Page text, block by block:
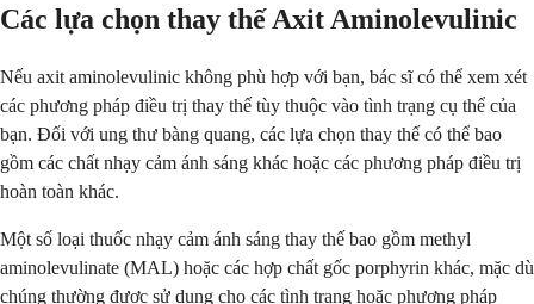
Các lựa chọn thay thế Axit Aminolevulinic
Nếu axit aminolevulinic không phù hợp với bạn, bác sĩ có thể xem xét
các phương pháp điều trị thay thế tùy thuộc vào tình trạng cụ thể của
bạn. Đối với ung thư bàng quang, các lựa chọn thay thế có thể bao
gồm các chất nhạy cảm ánh sáng khác hoặc các phương pháp điều trị
hoàn toàn khác.
Một số loại thuốc nhạy cảm ánh sáng thay thế bao gồm methyl
aminolevulinate (MAL) hoặc các hợp chất gốc porphyrin khác, mặc dù
chúng thường được sử dụng cho các tình trạng hoặc phương pháp